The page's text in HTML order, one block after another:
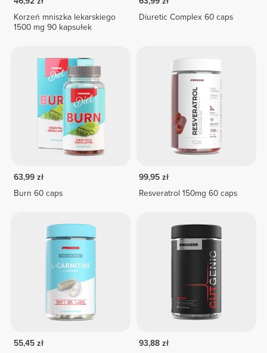
Korzeń mniszka lekarskiego
1500 mg 90 kapsułek
Diuretic Complex 60 caps
63,99 zł
Burn 60 caps
99,95 zł
Resveratrol 150mg 60 caps
55,45 zł
93,88 zł